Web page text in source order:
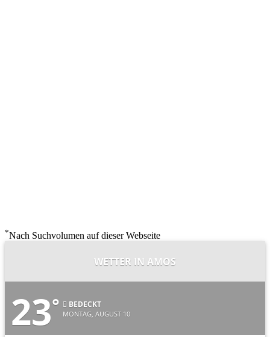
*Nach Suchvolumen auf dieser Webseite
WETTER IN AMOS
23° BEDECKT
MONTAG, AUGUST 10